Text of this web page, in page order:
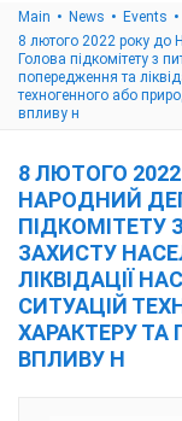
Main News Events
8 лютого 2022 року до
Голова підкомітету з
попередження та
техногенного або
впливу н
8 ЛЮТОГО
НАРОДНИЙ
ПІДКОМІТЕТУ
ЗАХИСТУ
ЛІКВІДАЦІЇ
СИТУАЦІЙ
ХАРАКТЕРУ
ВПЛИВУ Н